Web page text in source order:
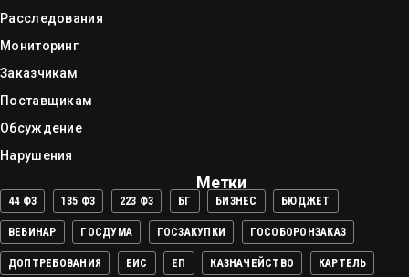
Расследования
Мониторинг
Заказчикам
Поставщикам
Обсуждение
Нарушения
Метки
44 ФЗ 135 ФЗ 223 ФЗ БГ БИЗНЕС БЮДЖЕТ
ВЕБИНАР ГОСДУМА ГОСЗАКУПКИ ГОСОБОРОНЗАКАЗ
ДОПТРЕБОВАНИЯ ЕИС ЕП КАЗНАЧЕЙСТВО КАРТЕЛЬ